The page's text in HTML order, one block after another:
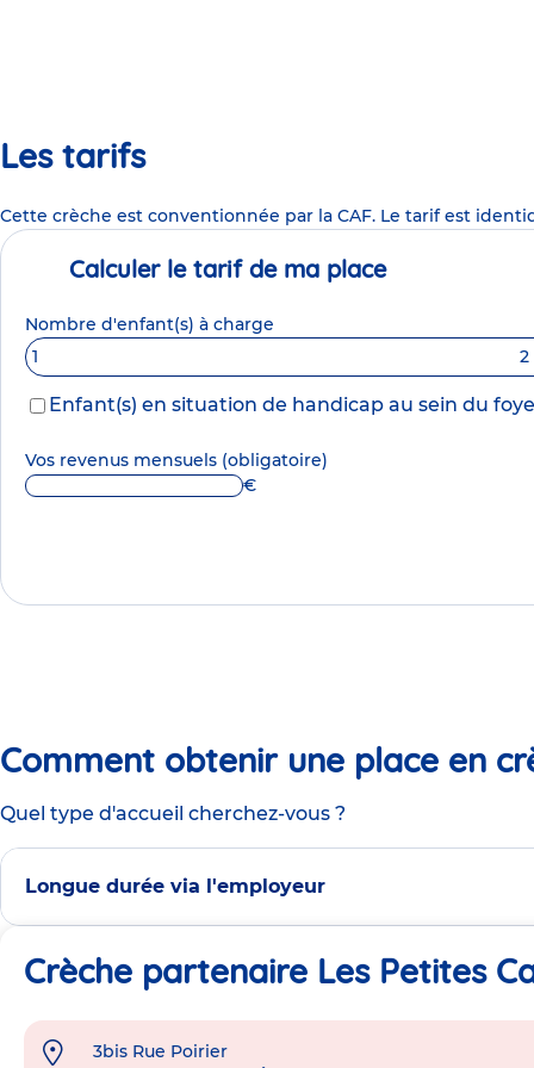
Les tarifs
Cette crèche est conventionnée par la CAF. Le tarif est
Calculer le tarif de ma place
Nombre d'enfant(s) à charge
1
2
Enfant(s) en situation de handicap au sein du
Vos revenus mensuels (obligatoire)
€
Comment obtenir une place en
Quel type d'accueil cherchez-vous ?
Longue durée via l'employeur
Crèche partenaire Les Petites
3bis Rue Poirier